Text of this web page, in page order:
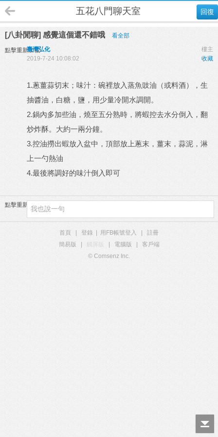
回復
五花八門聊天室
[八卦閒聊] 感覺這個還不錯哦 看全部
點擊重新加載 樓主
臺灣弘化
收藏
2019-7-24 10:08:02
1.蔥薑蒜切末；味汁：碗裡放入蒸魚豉油（或料酒），生
抽醬油，白糖，鹽，用少量冷開水調開。
2.鍋內多加些油，燒至五分熟時，將蝦控去水分倒入，翻
炒炸酥。大約一兩分鐘。
3.控油撈出蝦放入盆中，頂部放上蔥末，薑末，蒜泥，淋
上一勺熱油
4.最後將調好的味汁倒入即可
點擊重新加載
首頁 登錄 用FB帳號登入
註冊
簡易版
觸屏版 電腦版
客戶端
© Comsenz Inc.